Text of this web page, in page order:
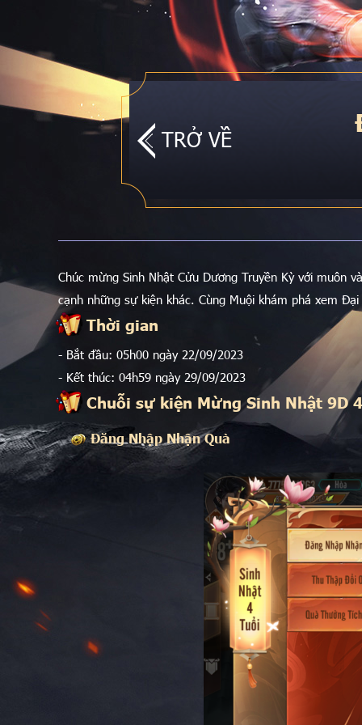
TRỞ VỀ
Chúc mừng Sinh Nhật Cửu Dương Truyền Kỳ với muôn
cạnh những sự kiện khác. Cùng Muội khám phá xem
Thời gian
- Bắt đầu: 05h00 ngày 22/09/2023
- Kết thúc: 04h59 ngày 29/09/2023
Chuỗi sự kiện Mừng Sinh Nhật 9D
Đăng Nhập Nhận Quà